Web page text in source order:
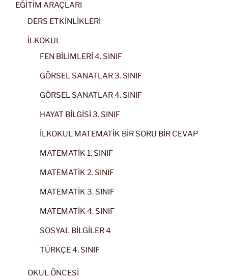
EĞİTİM ARAÇLARI
DERS ETKİNLİKLERİ
İLKOKUL
FEN BİLİMLERİ 4. SINIF
GÖRSEL SANATLAR 3. SINIF
GÖRSEL SANATLAR 4. SINIF
HAYAT BİLGİSİ 3. SINIF
İLKOKUL MATEMATİK BİR SORU BİR CEVAP
MATEMATİK 1. SINIF
MATEMATİK 2. SINIF
MATEMATİK 3. SINIF
MATEMATİK 4. SINIF
SOSYAL BİLGİLER 4
TÜRKÇE 4. SINIF
OKUL ÖNCESİ